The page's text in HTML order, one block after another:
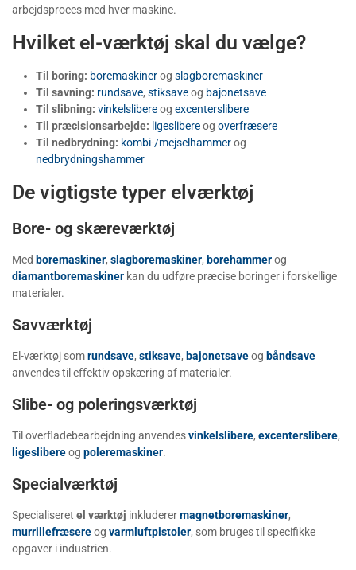
arbejdsproces med hver maskine.
Hvilket el-værktøj skal du vælge?
Til boring: boremaskinerog slagboremaskiner
Til savning: rundsave, stiksaveog bajonetsave
Til slibning: vinkelslibereog excenterslibere
Til præcisionsarbejde: ligeslibereog overfræsere
Til nedbrydning: kombi-/mejselhammerog
nedbrydningshammer
De vigtigste typer elværktøj
Bore- og skæreværktøj
Med boremaskiner, slagboremaskiner, borehammerog
diamantboremaskiner kan du udføre præcise boringer i forskellige
materialer.
Savværktøj
El-værktøj somrundsave, stiksave, bajonetsaveog båndsave
anvendes til effektiv opskæring af materialer.
Slibe- og poleringsværktøj
Til overfladebearbejdning anvendesvinkelslibere, excenterslibere,
ligeslibereog poleremaskiner.
Specialværktøj
Specialiseret el værktøj inkluderermagnetboremaskiner,
murrillefræsereog varmluftpistoler, som bruges til specifikke
opgaver i industrien.